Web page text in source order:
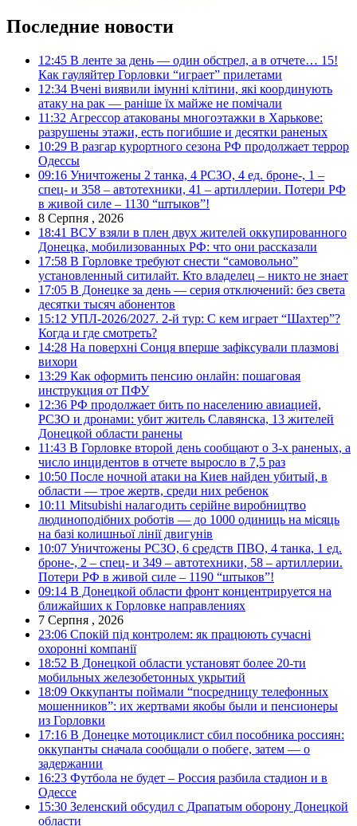
Последние новости
12:45 В ленте за день — один обстрел, а в отчете… 15!
Как гауляйтер Горловки “играет” прилетами
12:34 Вчені виявили імунні клітини, які координують
атаку на рак — раніше їх майже не помічали
11:32 Агрессор атакованы многоэтажки в Харькове:
разрушены этажи, есть погибшие и десятки раненых
10:29 В разгар курортного сезона РФ продолжает террор
Одессы
09:16 Уничтожены 2 танка, 4 РСЗО, 4 ед. броне-, 1 –
спец- и 358 – автотехники, 41 – артиллерии. Потери РФ
в живой силе – 1130 “штыков”!
8 Серпня , 2026
18:41 ВСУ взяли в плен двух жителей оккупированного
Донецка, мобилизованных РФ: что они рассказали
17:58 В Горловке требуют снести “самовольно”
установленный ситилайт. Кто владелец – никто не знает
17:05 В Донецке за день — серия отключений: без света
десятки тысяч абонентов
15:12 УПЛ-2026/2027. 2-й тур: С кем играет “Шахтер”?
Когда и где смотреть?
14:28 На поверхні Сонця вперше зафіксували плазмові
вихори
13:29 Как оформить пенсию онлайн: пошаговая
инструкция от ПФУ
12:36 РФ продолжает бить по населению авиацией,
РСЗО и дронами: убит житель Славянска, 13 жителей
Донецкой области ранены
11:43 В Горловке второй день сообщают о 3-х раненых, а
число инцидентов в отчете выросло в 7,5 раз
10:50 После ночной атаки на Киев найден убитый, в
области — трое жертв, среди них ребенок
10:11 Mitsubishi налагодить серійне виробництво
людиноподібних роботів — до 1000 одиниць на місяць
на базі колишньої лінії двигунів
10:07 Уничтожены РСЗО, 6 средств ПВО, 4 танка, 1 ед.
броне-, 2 – спец- и 349 – автотехники, 58 – артиллерии.
Потери РФ в живой силе – 1190 “штыков”!
09:14 В Донецкой области фронт концентрируется на
ближайших к Горловке направлениях
7 Серпня , 2026
23:06 Спокій під контролем: як працюють сучасні
охоронні компанії
18:52 В Донецкой области установят более 20-ти
мобильных железобетонных укрытий
18:09 Оккупанты поймали “посредницу телефонных
мошенников”: их жертвами якобы были и пенсионеры
из Горловки
17:16 В Донецке мотоциклист сбил пособника россиян:
оккупанты сначала сообщали о побеге, затем — о
задержании
16:23 Футбола не будет – Россия разбила стадион и в
Одессе
15:30 Зеленский обсудил с Драпатым оборону Донецкой
области